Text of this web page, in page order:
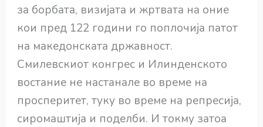
за борбата, визијата и жртвата на оние
кои пред 122 години го поплочија патот
на македонската државност.
Смилевскиот конгрес и Илинденското
востание не настанале во време на
просперитет, туку во време на репресија,
сиромаштија и поделби. И токму затоа